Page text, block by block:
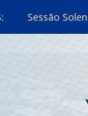
Sessão